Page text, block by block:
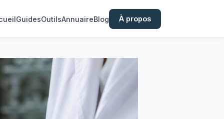
GuidesOutilsAnnuaireBlog À propos